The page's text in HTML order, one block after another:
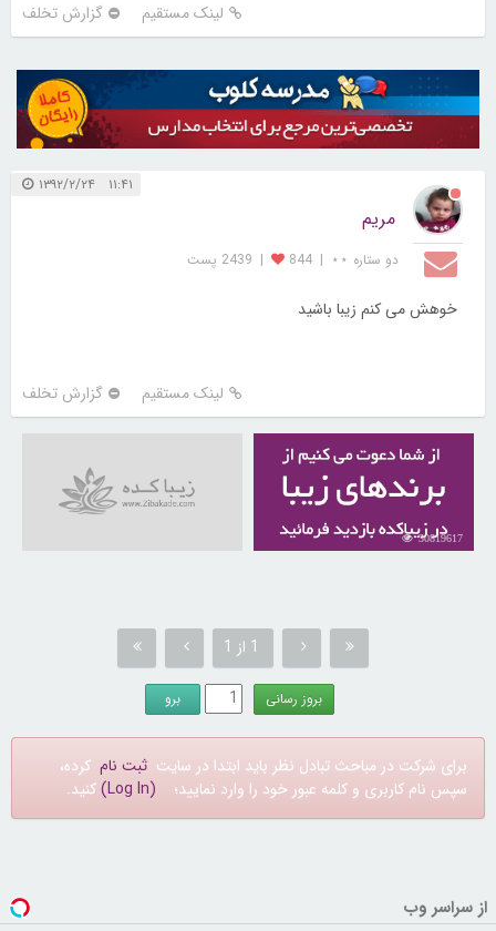
لینک مستقیم گزارش تخلف
۱۱:۴۱ ۱۳۹۲/۲/۲۴
مریم
دو ستاره ⋆⋆ |
844
| 2439 پست
خوهش می کنم زیبا باشید
لینک مستقیم گزارش تخلف
30819617
1 از 1
برای شرکت در مباحث تبادل نظر باید ابتدا در سایت ثبت نام کرده،
سپس نام کاربری و کلمه عبور خود را وارد نمایید؛ (Log In) کنید.
از سراسر وب